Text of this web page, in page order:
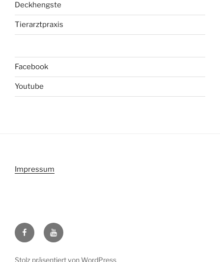
Deckhengste
Tierarztpraxis
Facebook
Youtube
Impressum
FacebookYoutube
Stolz präsentiert von WordPress